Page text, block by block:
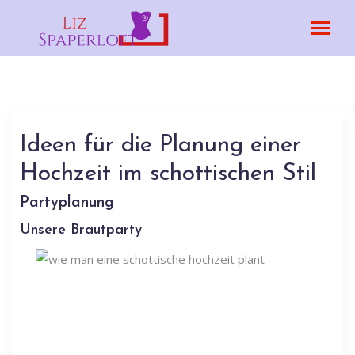
Ideen für die Planung einer
Hochzeit im schottischen Stil
Partyplanung
Unsere Brautparty